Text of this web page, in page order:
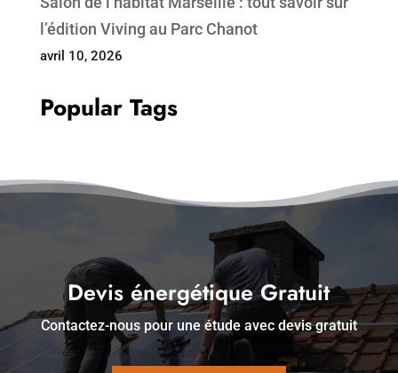
l’édition Viving au Parc Chanot
avril 10, 2026
Popular Tags
Devis énergétique Gratuit
Contactez-nous pour une étude avec devis gratuit